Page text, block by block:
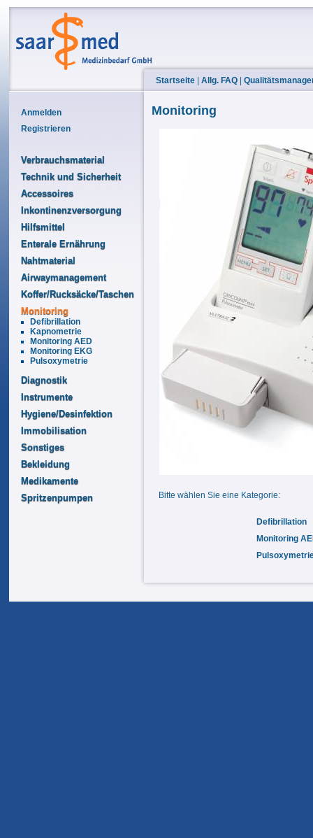
Startseite |Allg. FAQ |
Anmelden
Registrieren
Verbrauchsmaterial
Technik und Sicherheit
Accessoires
Inkontinenzversorgung
Hilfsmittel
Enterale Ernährung
Nahtmaterial
Airwaymanagement
Koffer/Rucksäcke/Taschen
Monitoring
Defibrillation
Kapnometrie
Monitoring AED
Monitoring EKG
Pulsoxymetrie
Diagnostik
Instrumente
Hygiene/Desinfektion
Immobilisation
Sonstiges
Bekleidung
Medikamente
Spritzenpumpen
Monitoring
Bitte wählen Sie eine Kategorie:
Defibrillation
Monitoring